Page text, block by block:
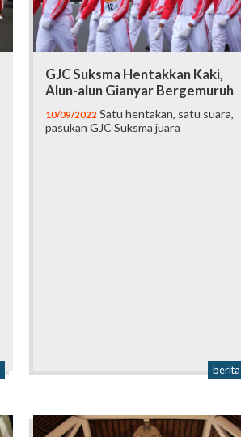
GJC Suksma Hentakkan Kaki,
Alun-alun Gianyar Bergemuruh
10/09/2022 Satu hentakan, satu suara,
pasukan GJC Suksma juara
berita